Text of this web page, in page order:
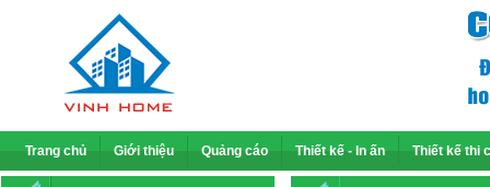
Trang chủ Giới thiệu Quảng cáo Thiết kế - In ấn Thiết kế thi